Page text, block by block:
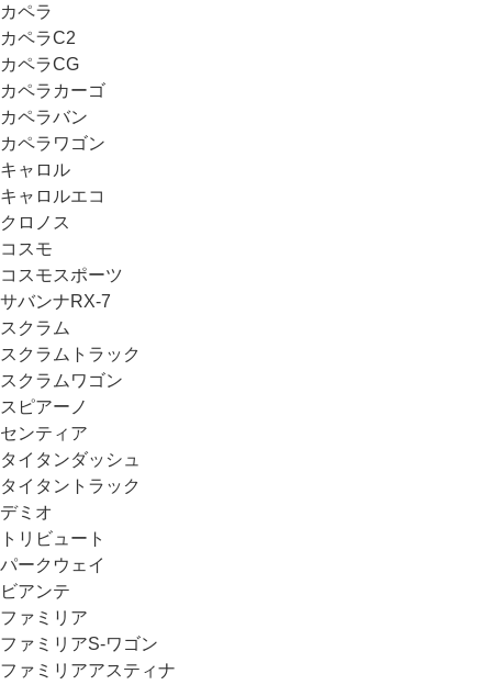
カペラ
カペラC2
カペラCG
カペラカーゴ
カペラバン
カペラワゴン
キャロル
キャロルエコ
クロノス
コスモ
コスモスポーツ
サバンナRX-7
スクラム
スクラムトラック
スクラムワゴン
スピアーノ
センティア
タイタンダッシュ
タイタントラック
デミオ
トリビュート
パークウェイ
ビアンテ
ファミリア
ファミリアS-ワゴン
ファミリアアスティナ